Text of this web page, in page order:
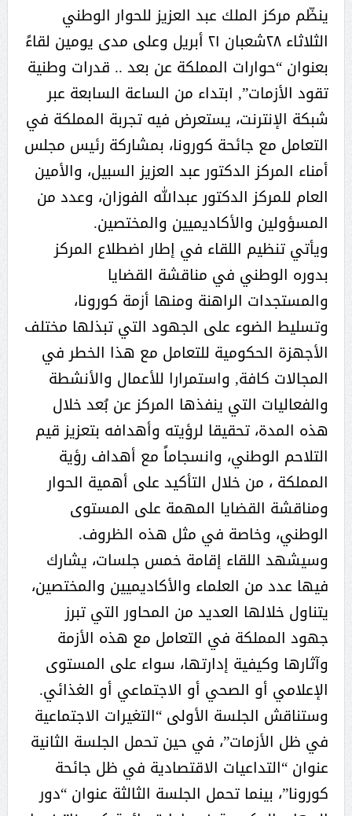
ينظّم مركز الملك عبد العزيز للحوار الوطني
الثلاثاء ٢٨شعبان ٢١ أبريل وعلى مدى يومين لقاءً
بعنوان “حوارات المملكة عن بعد .. قدرات وطنية
تقود الأزمات”, ابتداء من الساعة السابعة عبر
شبكة الإنترنت، يستعرض فيه تجربة المملكة في
التعامل مع جائحة كورونا، بمشاركة رئيس مجلس
أمناء المركز الدكتور عبد العزيز السبيل، والأمين
العام للمركز الدكتور عبدالله الفوزان، وعدد من
المسؤولين والأكاديميين والمختصين.
ويأتي تنظيم اللقاء في إطار اضطلاع المركز
بدوره الوطني في مناقشة القضايا
والمستجدات الراهنة ومنها أزمة كورونا،
وتسليط الضوء على الجهود التي تبذلها مختلف
الأجهزة الحكومية للتعامل مع هذا الخطر في
المجالات كافة, واستمرارا للأعمال والأنشطة
والفعاليات التي ينفذها المركز عن بُعد خلال
هذه المدة، تحقيقا لرؤيته وأهدافه بتعزيز قيم
التلاحم الوطني، وانسجاماً مع أهداف رؤية
المملكة ، من خلال التأكيد على أهمية الحوار
ومناقشة القضايا المهمة على المستوى
الوطني، وخاصة في مثل هذه الظروف.
وسيشهد اللقاء إقامة خمس جلسات، يشارك
فيها عدد من العلماء والأكاديميين والمختصين،
يتناول خلالها العديد من المحاور التي تبرز
جهود المملكة في التعامل مع هذه الأزمة
وآثارها وكيفية إدارتها، سواء على المستوى
الإعلامي أو الصحي أو الاجتماعي أو الغذائي.
وستناقش الجلسة الأولى “التغيرات الاجتماعية
في ظل الأزمات”، في حين تحمل الجلسة الثانية
عنوان “التداعيات الاقتصادية في ظل جائحة
كورونا”، بينما تحمل الجلسة الثالثة عنوان “دور